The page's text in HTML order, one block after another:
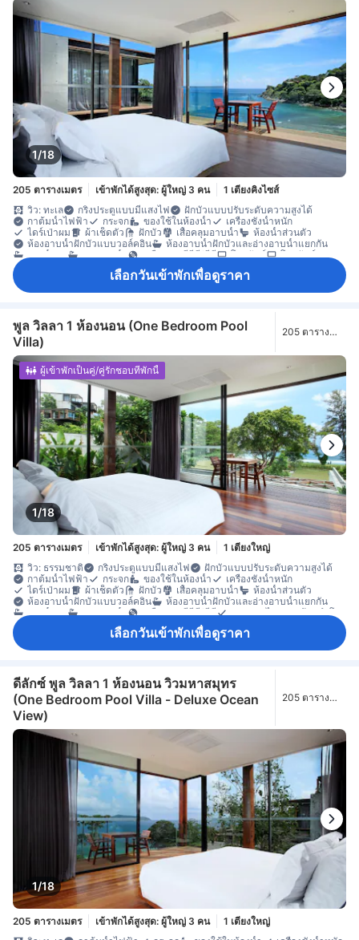
1/18
205 ตารางเมตร เข้าพักได้สูงสุด: ผู้ใหญ่ 3 คน
1 เตียงคิงไซส์
วิว: ทะเล
กริ่งประตูแบบมีแสงไฟ
ฝักบัวแบบปรับระดับความสูงได้
กาต้มน้ำไฟฟ้า
กระจก ของใช้ในห้องน้ำ
เครื่องชั่งน้ำหนัก
ไดร์เป่าผม
ผ้าเช็ดตัว ฝักบัว เสื้อคลุมอาบน้ำ
ห้องน้ำส่วนตัว
ห้องอาบน้ำฝักบัวแบบวอล์คอิน
ห้องอาบน้ำฝักบัวและอ่างอาบน้ำแยกกัน
อ่างน้ำวน
อ่างอาบน้ำ เครื่องเล่นดีวีดี/ซีดี โทรทัศน์
โทรทัศน์จอแบน
โทรทัศน์ดาวเทียม/เคเบิล
โทรศัพท์ บริการสระว่ายน้ำ
อินเทอร์เน็ตไร้สาย
อินเทอร์เน็ตไร้สาย (ฟรี)
รองเท้าแตะใส่ในห้องพัก
อะแดปเตอร์
กาแฟสำเร็จรูป (ฟรี) แก้วไวน์
เครื่องชงกาแฟ/ชา
เครื่องล้างจาน
ชา (ฟรี) ตู้เย็น
โต๊ะรับประทานอาหาร
น้ำดื่มบรรจุขวด (ฟรี)
โซฟา
โต๊ะทำงาน ถังขยะ พื้นที่กลางแจ้งรอบที่พัก
พื้นที่นั่งเล่น
พื้นไม้/ปาเกต์
ระเบียง/ชานเรือน
หน้าต่าง
ห้องรับประทานอาหารแยกต่างหาก
เครื่องอบผ้า
ราวตากผ้า
ห้องแต่งตัว
อุปกรณ์สำหรับรีดผ้า
เตียงสำหรับเด็ก (เมื่อแจ้งความประสงค์)
โถงทางเดินด้านนอก
เข้าถึงได้โดยบันได
เครื่องตรวจจับควัน
เครื่องปรับอากาศส่วนตัว
ตู้เซฟในห้องพัก
ถังดับเพลิง บริการด้านความปลอดภัย ห้องปลอดบุหรี่
เลือกวันเข้าพักเพื่อดูราคา
พูล วิลลา 1 ห้องนอน (One Bedroom Pool
Villa)
205 ตาราง
1/18
ผู้เข้าพักเป็นคู่/คู่รักชอบที่พักนี้
205 ตารางเมตร เข้าพักได้สูงสุด: ผู้ใหญ่ 3 คน
1 เตียงใหญ่
วิว: ธรรมชาติ
กริ่งประตูแบบมีแสงไฟ
ฝักบัวแบบปรับระดับความสูงได้
กาต้มน้ำไฟฟ้า
กระจก ของใช้ในห้องน้ำ
เครื่องชั่งน้ำหนัก
ไดร์เป่าผม
ผ้าเช็ดตัว ฝักบัว เสื้อคลุมอาบน้ำ
ห้องน้ำส่วนตัว
ห้องอาบน้ำฝักบัวแบบวอล์คอิน
ห้องอาบน้ำฝักบัวและอ่างอาบน้ำแยกกัน
อ่างน้ำวน
อ่างอาบน้ำ เครื่องเล่นดีวีดี/ซีดี
แท่นวางไอพอดพร้อมลำโพง
โทรทัศน์จอแบน โทรทัศน์ดาวเทียม/เคเบิล
บริการภาพยนตร์แบบ On-demand
บริการสระว่ายน้ำ
บริการโทรปลุก
ม่านทึบแสง
มุ้ง ร่ม รองเท้าแตะใส่ในห้องพัก
แก้วไวน์
เครื่องชงกาแฟ/ชา เครื่องล้างจาน
ตู้เย็น
โต๊ะรับประทานอาหาร
น้ำดื่มบรรจุขวด (ฟรี) ผลไม้/ของว่าง
มินิบาร์
โซฟา
พื้นไม้/ปาเกต์
หน้าต่าง
ห้องรับประทานอาหารแยกต่างหาก
เครื่องอบผ้า
ห้องแต่งตัว
อุปกรณ์สำหรับรีดผ้า
เตียงสำหรับเด็ก (เมื่อแจ้งความประสงค์)
โถงทางเดินด้านนอก
เข้าถึงได้โดยบันได
เครื่องตรวจจับควัน
เครื่องปรับอากาศส่วนตัว
ตู้เซฟในห้องพัก
ถังดับเพลิง บริการด้านความปลอดภัย ห้องปลอดบุหรี่
เลือกวันเข้าพักเพื่อดูราคา
ดีลักซ์ พูล วิลลา 1 ห้องนอน วิวมหาสมุทร
(One Bedroom Pool Villa - Deluxe Ocean
View)
205 ตาราง
1/18
205 ตารางเมตร เข้าพักได้สูงสุด: ผู้ใหญ่ 3 คน
1 เตียงใหญ่